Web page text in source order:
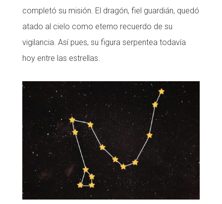
completó su misión. El dragón, fiel guardián, quedó
atado al cielo como eterno recuerdo de su
vigilancia. Así pues, su figura serpentea todavía
hoy entre las estrellas.